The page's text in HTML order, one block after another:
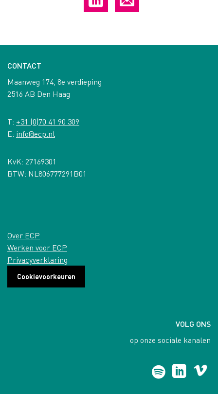
CONTACT
Maanweg 174, 8e verdieping
2516 AB Den Haag
T: +31 (0)70 41 90 309
E: info@ecp.nl
KvK: 27169301
BTW: NL806777291B01
Over ECP
Werken voor ECP
Privacyverklaring
Cookievoorkeuren
VOLG ONS
op onze sociale kanalen